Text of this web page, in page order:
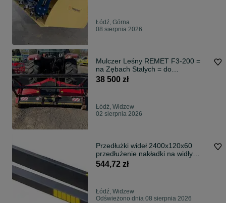
Łódź, Górna
08 sierpnia 2026
Mulczer Leśny REMET F3-200 =
na Zębach Stałych = do
Zakrzaczeń MULCZER LEŚNY
38 500 zł
Łódź, Widzew
02 sierpnia 2026
Przedłużki wideł 2400x120x60
przedłużenie nakładki na widły
widlaka
544,72 zł
Łódź, Widzew
Odświeżono dnia 08 sierpnia 2026